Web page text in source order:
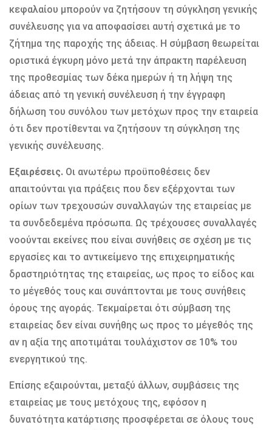
κεφαλαίου μπορούν να ζητήσουν τη σύγκληση γενικής
συνέλευσης για να αποφασίσει αυτή σχετικά με το
ζήτημα της παροχής της άδειας. Η σύμβαση θεωρείται
οριστικά έγκυρη μόνο μετά την άπρακτη παρέλευση
της προθεσμίας των δέκα ημερών ή τη λήψη της
άδειας από τη γενική συνέλευση ή την έγγραφη
δήλωση του συνόλου των μετόχων προς την εταιρεία
ότι δεν προτίθενται να ζητήσουν τη σύγκληση της
γενικής συνέλευσης.
Εξαιρέσεις. Οι ανωτέρω προϋποθέσεις δεν
απαιτούνται για πράξεις που δεν εξέρχονται των
ορίων των τρεχουσών συναλλαγών της εταιρείας με
τα συνδεδεμένα πρόσωπα. Ως τρέχουσες συναλλαγές
νοούνται εκείνες που είναι συνήθεις σε σχέση με τις
εργασίες και το αντικείμενο της επιχειρηματικής
δραστηριότητας της εταιρείας, ως προς το είδος και
το μέγεθός τους και συνάπτονται με τους συνήθεις
όρους της αγοράς. Τεκμαίρεται ότι σύμβαση της
εταιρείας δεν είναι συνήθης ως προς το μέγεθός της
αν η αξία της αποτιμάται τουλάχιστον σε 10% του
ενεργητικού της.
Επίσης εξαιρούνται, μεταξύ άλλων, συμβάσεις της
εταιρείας με τους μετόχους της, εφόσον η
δυνατότητα κατάρτισης προσφέρεται σε όλους τους